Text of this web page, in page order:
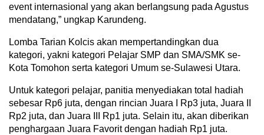
event internasional yang akan berlangsung pada Agustus
mendatang,” ungkap Karundeng.
Lomba Tarian Kolcis akan mempertandingkan dua
kategori, yakni kategori Pelajar SMP dan SMA/SMK se-
Kota Tomohon serta kategori Umum se-Sulawesi Utara.
Untuk kategori pelajar, panitia menyediakan total hadiah
sebesar Rp6 juta, dengan rincian Juara I Rp3 juta, Juara II
Rp2 juta, dan Juara III Rp1 juta. Selain itu, akan diberikan
penghargaan Juara Favorit dengan hadiah Rp1 juta.